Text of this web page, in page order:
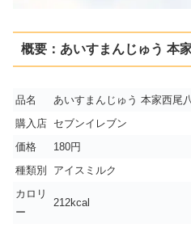
概要：あいすまんじゅう 本
品名
あいすまんじゅう 本家西尾
購入店 セブンイレブン
価格
180円
種類別
アイスミルク
カロリ
ー
212kcal